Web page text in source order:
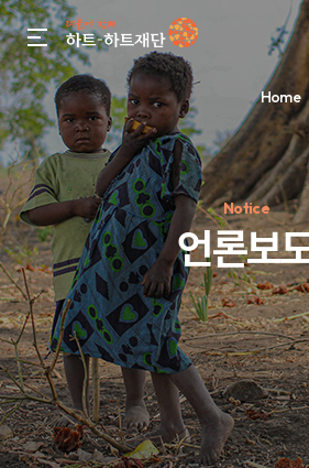
gnb menu open
인기 키워드
#정기후원#하트플레이스#캠페인
Home
Notice
언론보
언론보도